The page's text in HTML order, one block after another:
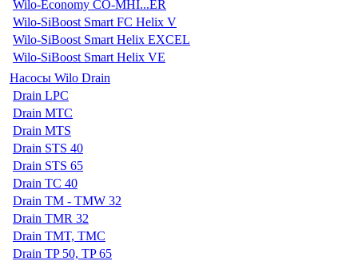
Wilo-Economy CO-MHI...ER
Wilo-SiBoost Smart FC Helix V
Wilo-SiBoost Smart Helix EXCEL
Wilo-SiBoost Smart Helix VE
Насосы Wilo Drain
Drain LPC
Drain MTC
Drain MTS
Drain STS 40
Drain STS 65
Drain TC 40
Drain TM - TMW 32
Drain TMR 32
Drain TMT, TMC
Drain TP 50, TP 65